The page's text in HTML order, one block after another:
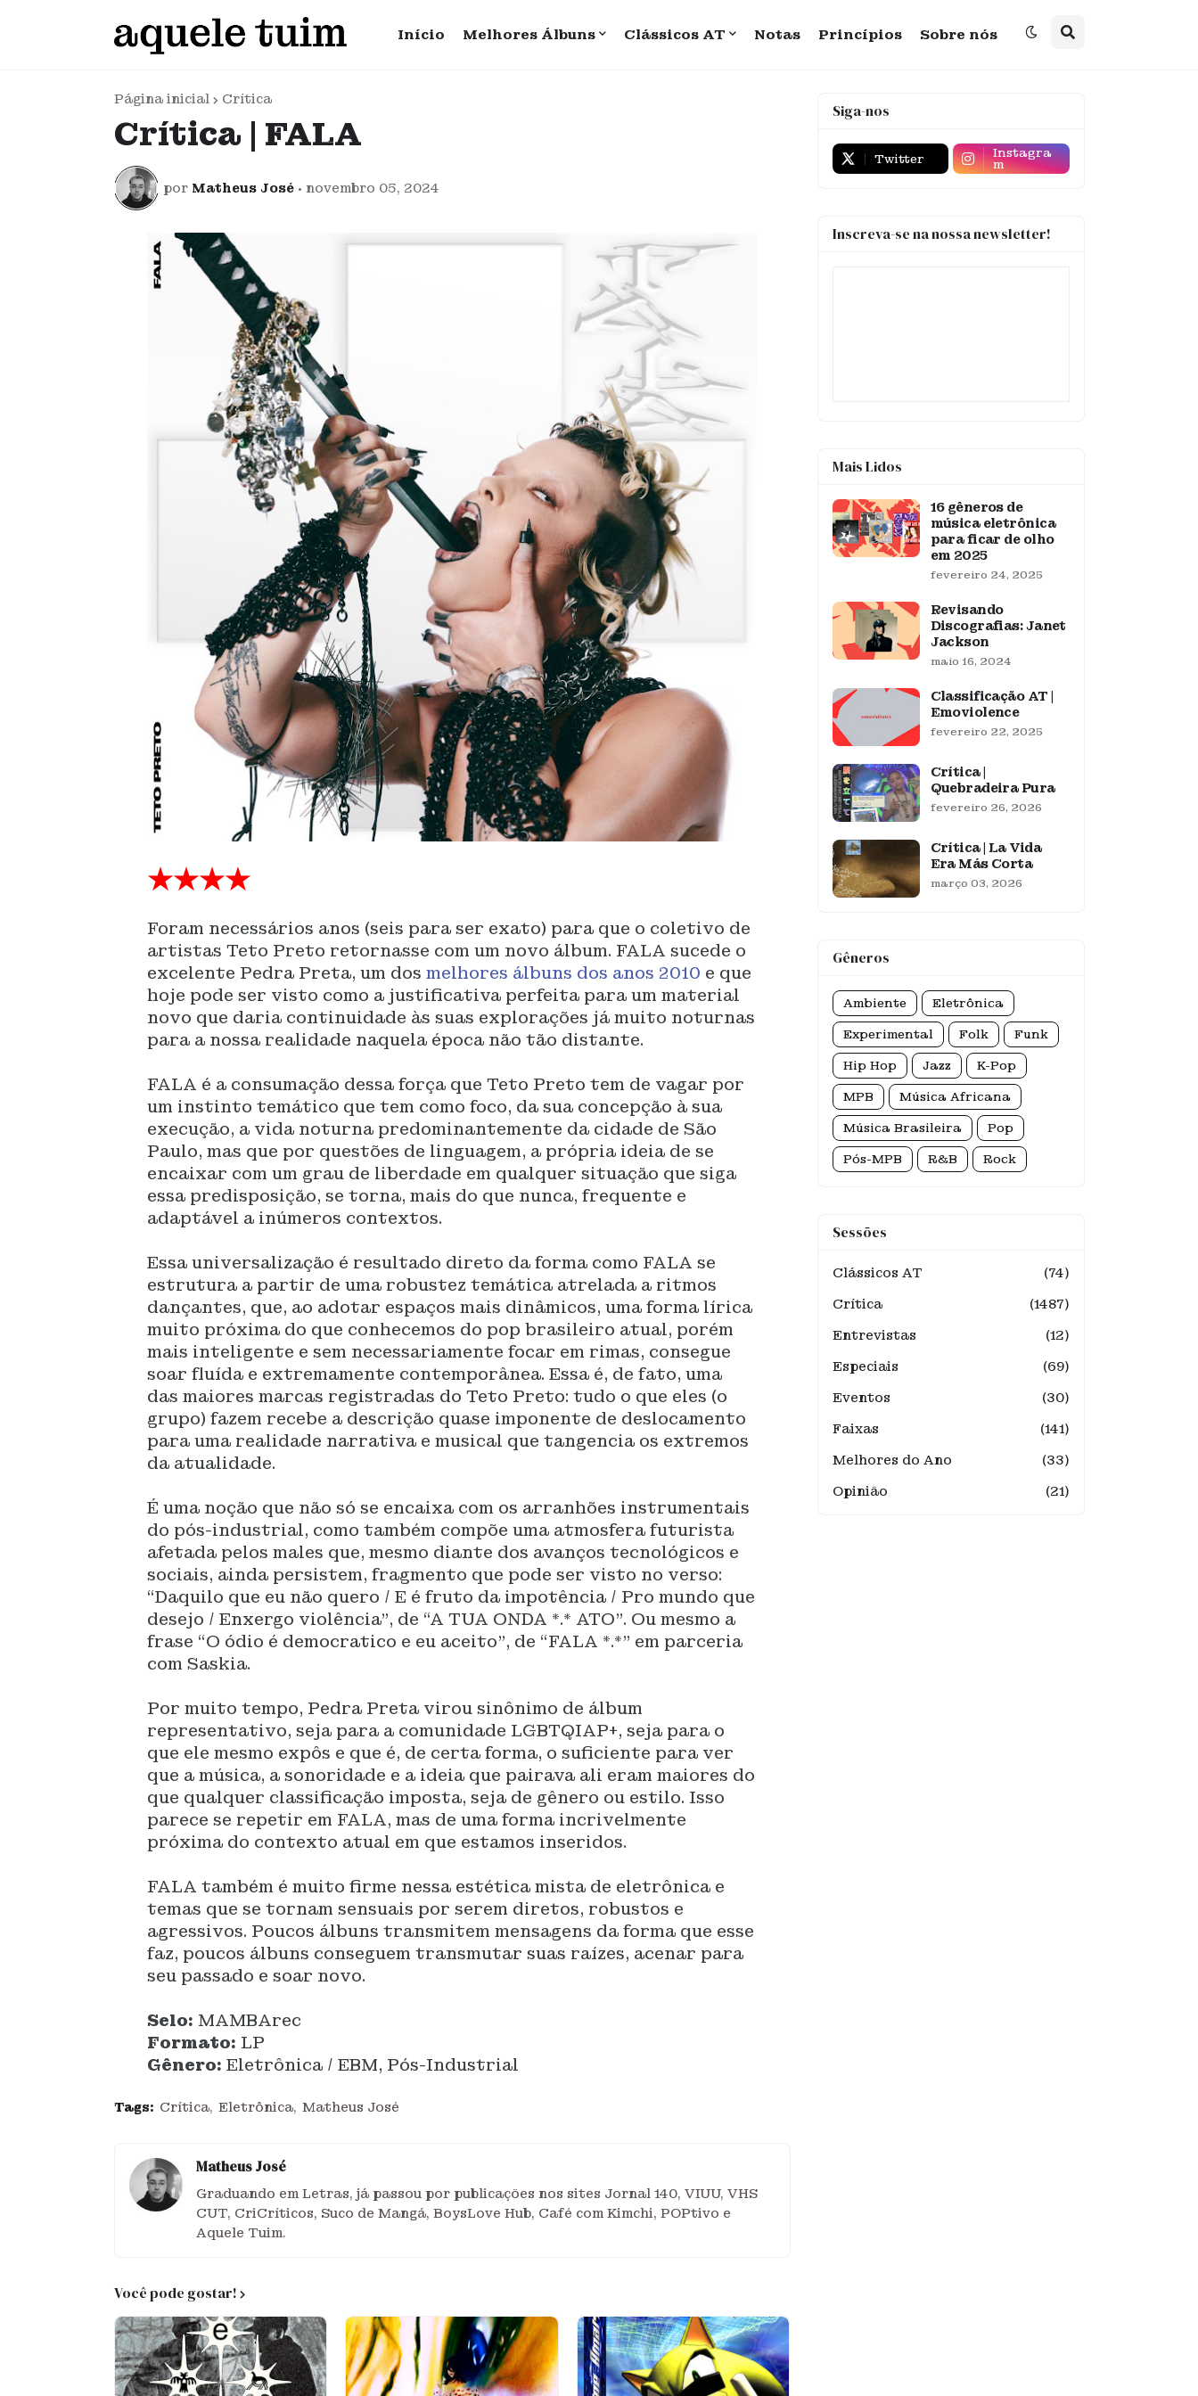
Início Melhores Álbuns Clássicos AT Notas Princípios Sobre nós
Página inicial Crítica
Crítica | FALA
por Matheus José • novembro 05, 2024
★★★★
Foram necessários anos (seis para ser exato) para que o coletivo de
artistas Teto Preto retornasse com um novo álbum. FALA sucede o
excelente Pedra Preta, um dosmelhores álbuns dos anos 2010 e que
hoje pode ser visto como a justificativa perfeita para um material
novo que daria continuidade às suas explorações já muito noturnas
para a nossa realidade naquela época não tão distante.
FALA é a consumação dessa força que Teto Preto tem de vagar por
um instinto temático que tem como foco, da sua concepção à sua
execução, a vida noturna predominantemente da cidade de São
Paulo, mas que por questões de linguagem, a própria ideia de se
encaixar com um grau de liberdade em qualquer situação que siga
essa predisposição, se torna, mais do que nunca, frequente e
adaptável a inúmeros contextos.
Essa universalização é resultado direto da forma como FALA se
estrutura a partir de uma robustez temática atrelada a ritmos
dançantes, que, ao adotar espaços mais dinâmicos, uma forma lírica
muito próxima do que conhecemos do pop brasileiro atual, porém
mais inteligente e sem necessariamente focar em rimas, consegue
soar fluída e extremamente contemporânea. Essa é, de fato, uma
das maiores marcas registradas do Teto Preto: tudo o que eles (o
grupo) fazem recebe a descrição quase imponente de deslocamento
para uma realidade narrativa e musical que tangencia os extremos
da atualidade.
É uma noção que não só se encaixa com os arranhões instrumentais
do pós-industrial, como também compõe uma atmosfera futurista
afetada pelos males que, mesmo diante dos avanços tecnológicos e
sociais, ainda persistem, fragmento que pode ser visto no verso:
“Daquilo que eu não quero / E é fruto da impotência / Pro mundo que
desejo / Enxergo violência”, de “A TUA ONDA *.* ATO”. Ou mesmo a
frase “O ódio é democratico e eu aceito”, de “FALA *.*” em parceria
com Saskia.
Por muito tempo, Pedra Preta virou sinônimo de álbum
representativo, seja para a comunidade LGBTQIAP+, seja para o
que ele mesmo expôs e que é, de certa forma, o suficiente para ver
que a música, a sonoridade e a ideia que pairava ali eram maiores do
que qualquer classificação imposta, seja de gênero ou estilo. Isso
parece se repetir em FALA, mas de uma forma incrivelmente
próxima do contexto atual em que estamos inseridos.
FALA também é muito firme nessa estética mista de eletrônica e
temas que se tornam sensuais por serem diretos, robustos e
agressivos. Poucos álbuns transmitem mensagens da forma que esse
faz, poucos álbuns conseguem transmutar suas raízes, acenar para
seu passado e soar novo.
Selo: MAMBArec
Formato: LP
Gênero: Eletrônica / EBM, Pós-Industrial
Tags: Crítica Eletrônica Matheus José
Matheus José
Graduando em Letras, já passou por publicações nos sites Jornal 140, VIUU, VHS
CUT, CriCríticos, Suco de Mangá, BoysLove Hub, Café com Kimchi, POPtivo e
Aquele Tuim.
Você pode gostar!
Siga-nos
Twitter Instagra
m
Inscreva-se na nossa newsletter!
Mais Lidos
16 gêneros de
música eletrônica
para ficar de olho
em 2025
fevereiro 24, 2025
Revisando
Discografias: Janet
Jackson
maio 16, 2024
Classificação AT |
Emoviolence
fevereiro 22, 2025
Crítica |
Quebradeira Pura
fevereiro 26, 2026
Crítica | La Vida
Era Más Corta
março 03, 2026
Gêneros
Ambiente Eletrônica
Experimental Folk Funk
Hip Hop Jazz K-Pop
MPB Música Africana
Música Brasileira Pop
Pós-MPB R&B Rock
Sessões
Clássicos AT
(74)
Crítica
(1487)
Entrevistas
(12)
Especiais
(69)
Eventos
(30)
Faixas
(141)
Melhores do Ano
(33)
Opinião
(21)